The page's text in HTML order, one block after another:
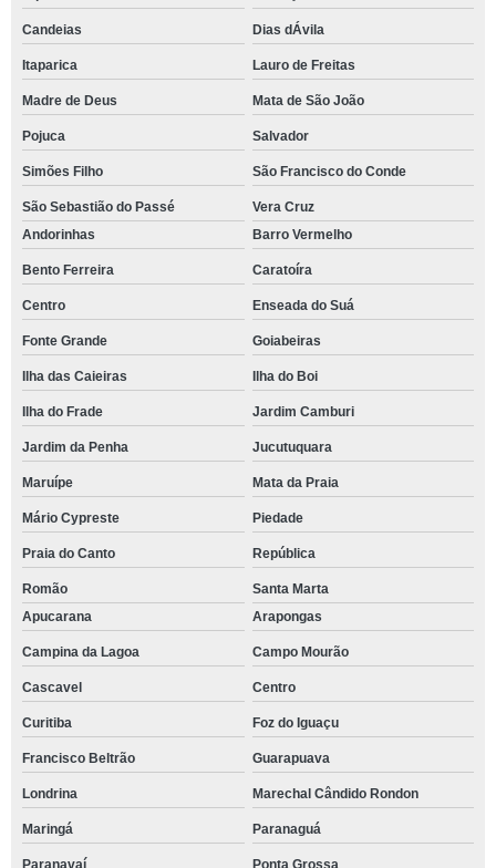
Candeias Dias dÁvila
Itaparica Lauro de Freitas
Madre de Deus Mata de São João
Pojuca Salvador
Simões Filho São Francisco do Conde
São Sebastião do Passé
Vera Cruz
Andorinhas
Barro Vermelho
Bento Ferreira Caratoíra
Centro Enseada do Suá
Fonte Grande Goiabeiras
Ilha das Caieiras Ilha do Boi
Ilha do Frade Jardim Camburi
Jardim da Penha Jucutuquara
Maruípe Mata da Praia
Mário Cypreste Piedade
Praia do Canto República
Romão
Santa Marta
Apucarana
Arapongas
Campina da Lagoa Campo Mourão
Cascavel Centro
Curitiba Foz do Iguaçu
Francisco Beltrão Guarapuava
Londrina Marechal Cândido Rondon
Maringá Paranaguá
Paranavaí Ponta Grossa